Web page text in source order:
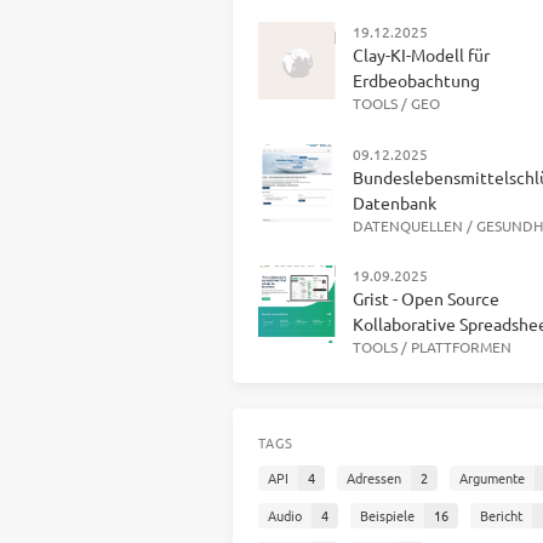
19.12.2025
Clay-KI-Modell für
Erdbeobachtung
TOOLS /GEO
09.12.2025
Datenbank
DATENQUELLEN /
19.09.2025
Grist - Open Source
Kollaborative
TOOLS / PLATTFORMEN
TAGS
API
4 Adressen 2 Argumente
Audio
4 Beispiele 16 Bericht